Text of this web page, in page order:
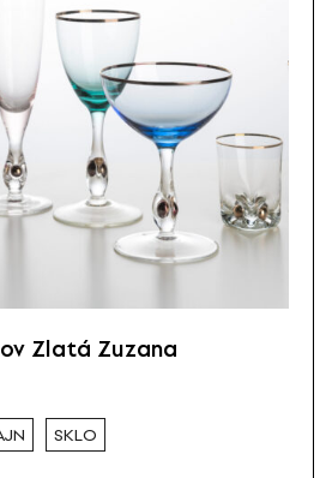
Zlatá Zuzana
SKLO